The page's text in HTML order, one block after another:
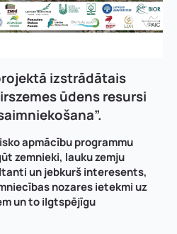
izstrādātais
ūdens resursi
apmācību programmu
zemnieki, lauku zemju
un jebkurš interesents,
nozares ietekmi uz
un to ilgtspējīgu